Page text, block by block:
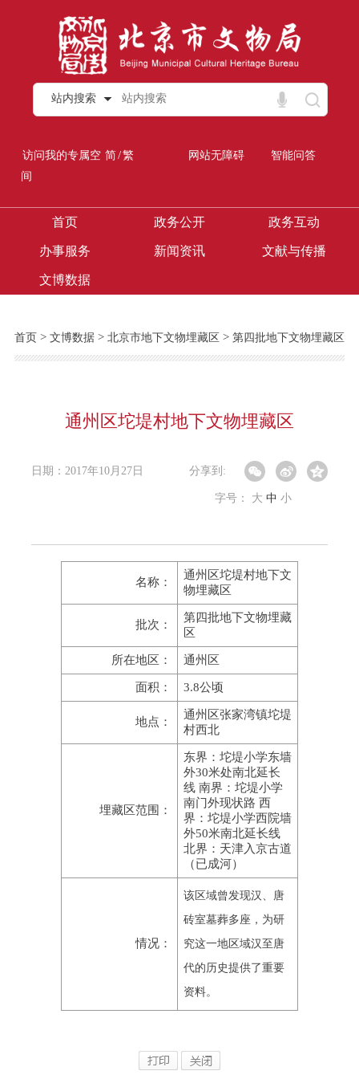
站内搜索
访问我的专属空
间
简/繁 网站无障碍 智能问答
首页 政务公开 政务互动
办事服务 新闻资讯 文献与传播
文博数据
首页> 文博数据> 北京市地下文物埋藏区> 第四批地下文物埋藏区
通州区坨堤村地下文物埋藏区
日期：2017年10月27日 分享到:
字号： 大 中 小
名称：
通州区坨堤村地下文
物埋藏区
批次：
第四批地下文物埋藏
区
所在地区： 通州区
面积： 3.8公顷
地点：
通州区张家湾镇坨堤
村西北
埋藏区范围：
东界：坨堤小学东墙
外30米处南北延长
线 南界：坨堤小学
南门外现状路 西
界：坨堤小学西院墙
外50米南北延长线
北界：天津入京古道
（已成河）
情况：
该区域曾发现汉、唐
砖室墓葬多座，为研
究这一地区域汉至唐
代的历史提供了重要
资料。